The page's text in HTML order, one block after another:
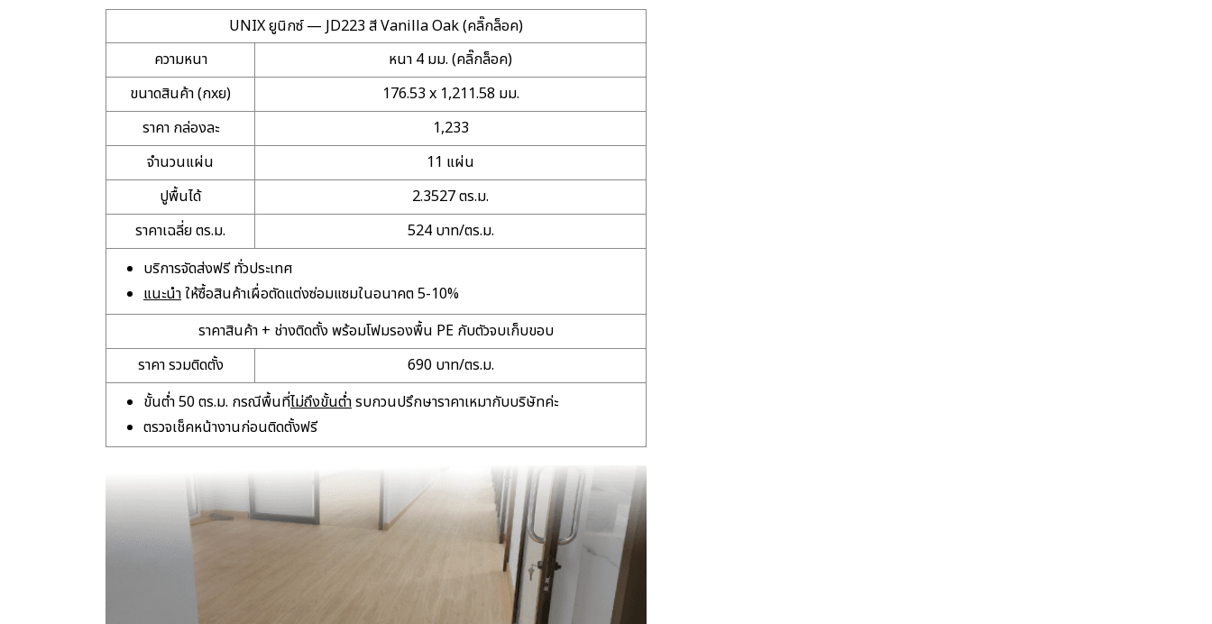
UNIX ยูนิกซ์ — JD223 สี Vanilla Oak (คลิ๊กล็อค)
ความหนา
หนา 4 มม. (คลิ๊กล็อค)
ขนาดสินค้า (กxย)
176.53 x 1,211.58 มม.
ราคา กล่องละ
1,233
จำนวนแผ่น
11 แผ่น
ปูพื้นได้
2.3527 ตร.ม.
ราคาเฉลี่ย ตร.ม.
524 บาท/ตร.ม.
บริการจัดส่งฟรี ทั่วประเทศ
แนะนำให้ซื้อสินค้าเผื่อตัดแต่งซ่อมแซมในอนาคต 5-10%
ราคาสินค้า + ช่างติดตั้ง พร้อมโฟมรองพื้น PE กับตัวจบเก็บขอบ
ราคา รวมติดตั้ง
690 บาท/ตร.ม.
ขั้นต่ำ 50 ตร.ม. กรณีพื้นที่ไม่ถึงขั้นต่ำรบกวนปรึกษาราคาเหมากับบริษัทค่ะ
ตรวจเช็คหน้างานก่อนติดตั้งฟรี